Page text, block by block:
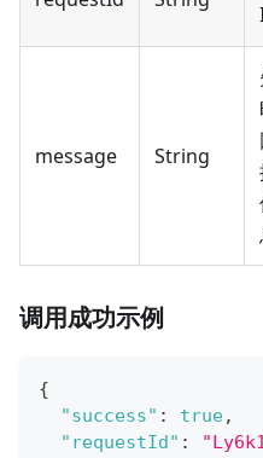
message String
调用成功示例
{
"success" : true,
"requestId" :